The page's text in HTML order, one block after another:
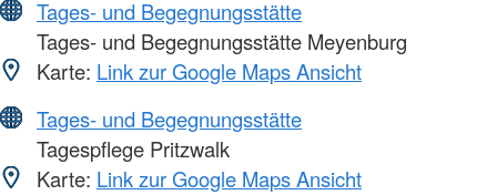
Tages- und Begegnungsstätte
Tages- und Begegnungsstätte Meyenburg
Karte: Link zur Google Maps Ansicht
Tages- und Begegnungsstätte
Tagespflege Pritzwalk
Karte: Link zur Google Maps Ansicht